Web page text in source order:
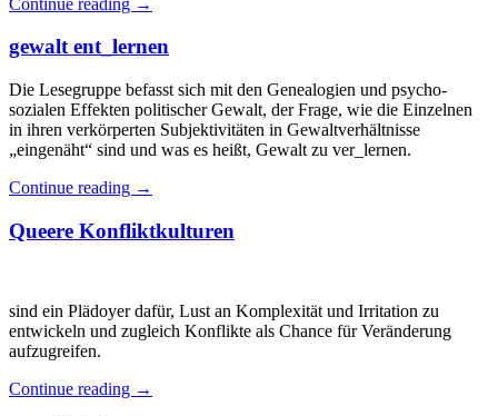
gewalt ent_lernen
Die Lesegruppe befasst sich mit den Genealogien und psycho-
sozialen Effekten politischer Gewalt, der Frage, wie die Einzelnen
in ihren verkörperten Subjektivitäten in Gewaltverhältnisse
„eingenäht“ sind und was es heißt, Gewalt zu ver_lernen.
Continue reading →
Queere Konfliktkulturen
sind ein Plädoyer dafür, Lust an Komplexität und Irritation zu
entwickeln und zugleich Konflikte als Chance für Veränderung
aufzugreifen.
Continue reading →